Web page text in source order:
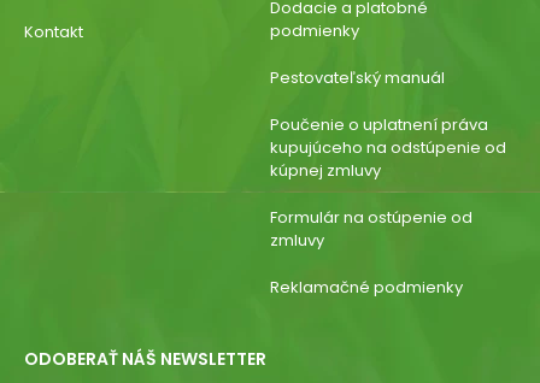
Kontakt
Dodacie a platobné
podmienky
Pestovateľský manuál
Poučenie o uplatnení práva
kupujúceho na odstúpenie od
kúpnej zmluvy
Formulár na ostúpenie od
zmluvy
Reklamačné podmienky
ODOBERAŤ NÁŠ NEWSLETTER